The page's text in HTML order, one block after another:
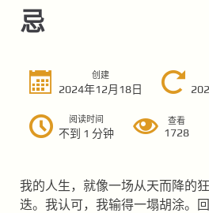
忌
创建
2024年12月18日
阅读时间
不到 1 分钟
查看
1728
我的人生，就像一场从天而降的
迭。我认可，我输得一塌胡涂。